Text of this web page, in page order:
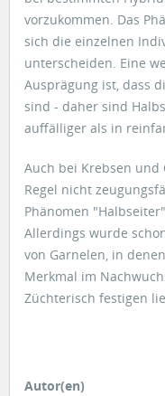
vorzukommen. Das
sich die einzelnen
unterscheiden. Eine
Ausprägung ist, dass
sind - daher sind
auffälliger als in
Auch bei Krebsen
Regel nicht
Phänomen
Allerdings wurde
von Garnelen, in
Merkmal im
Züchterisch festigen
Autor(en)